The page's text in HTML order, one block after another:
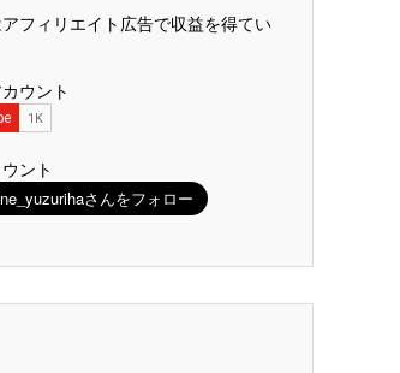
フィリエイト広告で収益を得てい
ウント
ント